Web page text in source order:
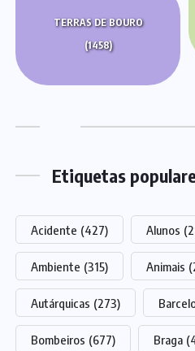
TERRAS DE BOURO
(1458)
Etiquetas
Acidente (427) Alunos
Ambiente (315) Animais
Autárquicas (273)
Bombeiros (677) Braga